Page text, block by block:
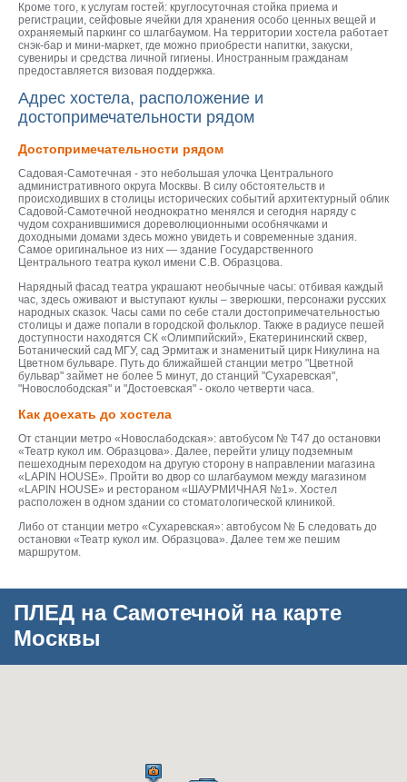
Кроме того, к услугам гостей: круглосуточная стойка приема и
регистрации, сейфовые ячейки для хранения особо ценных вещей и
охраняемый паркинг со шлагбаумом. На территории хостела работает
снэк-бар и мини-маркет, где можно приобрести напитки, закуски,
сувениры и средства личной гигиены. Иностранным гражданам
предоставляется визовая поддержка.
Адрес хостела, расположение и
достопримечательности рядом
Достопримечательности рядом
Садовая-Самотечная - это небольшая улочка Центрального
административного округа Москвы. В силу обстоятельств и
происходивших в столицы исторических событий архитектурный облик
Садовой-Самотечной неоднократно менялся и сегодня наряду с
чудом сохранившимися дореволюционными особнячками и
доходными домами здесь можно увидеть и современные здания.
Самое оригинальное из них — здание Государственного
Центрального театра кукол имени С.В. Образцова.
Нарядный фасад театра украшают необычные часы: отбивая каждый
час, здесь оживают и выступают куклы – зверюшки, персонажи русских
народных сказок. Часы сами по себе стали достопримечательностью
столицы и даже попали в городской фольклор. Также в радиусе пешей
доступности находятся СК «Олимпийский», Екатерининский сквер,
Ботанический сад МГУ, сад Эрмитаж и знаменитый цирк Никулина на
Цветном бульваре. Путь до ближайшей станции метро "Цветной
бульвар" займет не более 5 минут, до станций "Сухаревская",
"Новослободская" и "Достоевская" - около четверти часа.
Как доехать до хостела
От станции метро «Новослабодская»: автобусом № Т47 до остановки
«Театр кукол им. Образцова». Далее, перейти улицу подземным
пешеходным переходом на другую сторону в направлении магазина
«LAPIN HOUSE». Пройти во двор со шлагбаумом между магазином
«LAPIN HOUSE» и рестораном «ШАУРМИЧНАЯ №1». Хостел
расположен в одном здании со стоматологической клиникой.
Либо от станции метро «Сухаревская»: автобусом № Б следовать до
остановки «Театр кукол им. Образцова». Далее тем же пешим
маршрутом.
ПЛЕД на Самотечной на карте
Москвы